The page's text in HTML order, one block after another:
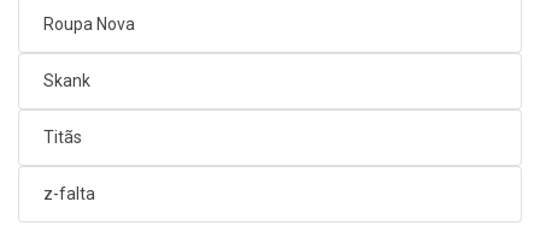
Roupa Nova
Skank
Titãs
z-falta